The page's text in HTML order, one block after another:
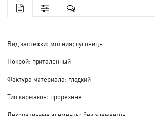
Вид застежки: молния; пуговицы
Покрой: приталенный
Фактура материала: гладкий
Тип карманов: прорезные